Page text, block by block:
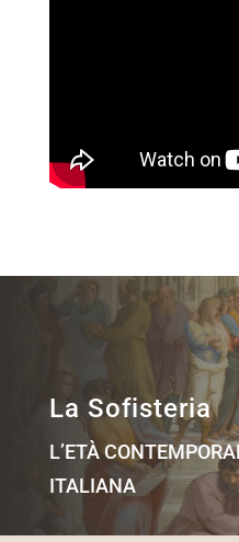
La Sofisteria
L’ETÀ
ITALIANA